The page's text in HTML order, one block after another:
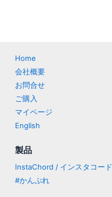
Home
会社概要
お問合せ
ご購入
マイページ
English
製品
InstaChord / インスタコード
#かんぷれ